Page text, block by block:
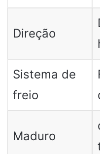
Direção
Sistema de
freio
Maduro